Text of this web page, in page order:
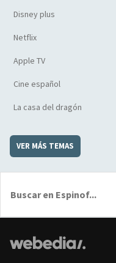
Disney plus
Netflix
Apple TV
Cine español
La casa del dragón
VER MÁS TEMAS